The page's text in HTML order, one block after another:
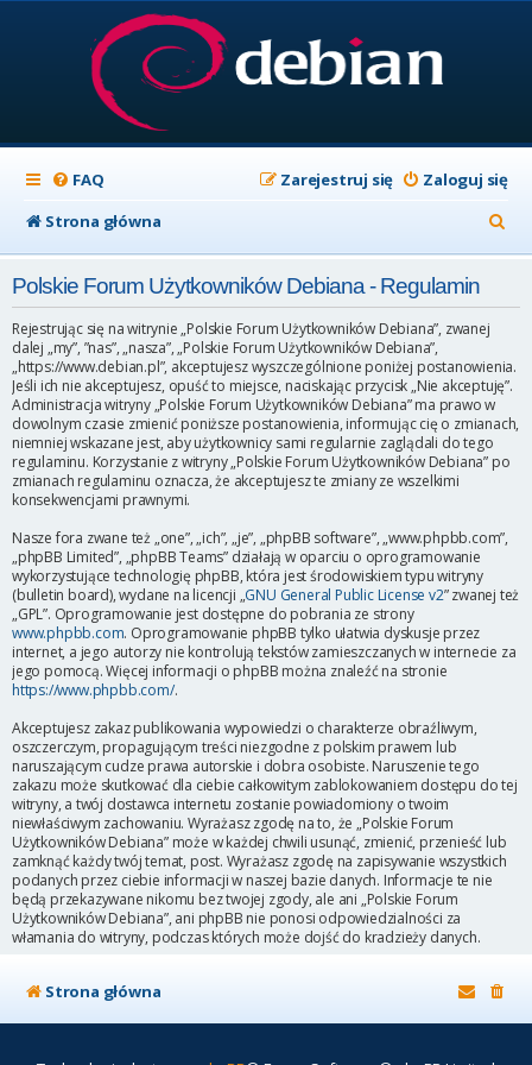
FAQ Zaloguj się
Zarejestruj się
Strona główna
z
j
Polskie Forum Użytkowników Debiana - Regulamin
Rejestrując się na witrynie „Polskie Forum Użytkowników Debiana”, zwanej
dalej „my”, ”nas”, „nasza”, „Polskie Forum Użytkowników Debiana”,
„https://www.debian.pl”, akceptujesz wyszczególnione poniżej postanowienia.
Jeśli ich nie akceptujesz, opuść to miejsce, naciskając przycisk „Nie akceptuję”.
Administracja witryny „Polskie Forum Użytkowników Debiana” ma prawo w
dowolnym czasie zmienić poniższe postanowienia, informując cię o zmianach,
niemniej wskazane jest, aby użytkownicy sami regularnie zaglądali do tego
regulaminu. Korzystanie z witryny „Polskie Forum Użytkowników Debiana” po
zmianach regulaminu oznacza, że akceptujesz te zmiany ze wszelkimi
konsekwencjami prawnymi.
Nasze fora zwane też „one”, „ich”, „je”, „phpBB software”, „www.phpbb.com”,
„phpBB Limited”, „phpBB Teams” działają w oparciu o oprogramowanie
wykorzystujące technologię phpBB, która jest środowiskiem typu witryny
(bulletin board), wydane na licencji „GNU General Public License v2” zwanej też
„GPL”. Oprogramowanie jest dostępne do pobrania ze strony
www.phpbb.com. Oprogramowanie phpBB tylko ułatwia dyskusje przez
internet, a jego autorzy nie kontrolują tekstów zamieszczanych w internecie za
jego pomocą. Więcej informacji o phpBB można znaleźć na stronie
https://www.phpbb.com/.
Akceptujesz zakaz publikowania wypowiedzi o charakterze obraźliwym,
oszczerczym, propagującym treści niezgodne z polskim prawem lub
naruszającym cudze prawa autorskie i dobra osobiste. Naruszenie tego
zakazu może skutkować dla ciebie całkowitym zablokowaniem dostępu do tej
witryny, a twój dostawca internetu zostanie powiadomiony o twoim
niewłaściwym zachowaniu. Wyrażasz zgodę na to, że „Polskie Forum
Użytkowników Debiana” może w każdej chwili usunąć, zmienić, przenieść lub
zamknąć każdy twój temat, post. Wyrażasz zgodę na zapisywanie wszystkich
podanych przez ciebie informacji w naszej bazie danych. Informacje te nie
będą przekazywane nikomu bez twojej zgody, ale ani „Polskie Forum
Użytkowników Debiana”, ani phpBB nie ponosi odpowiedzialności za
włamania do witryny, podczas których może dojść do kradzieży danych.
Strona główna